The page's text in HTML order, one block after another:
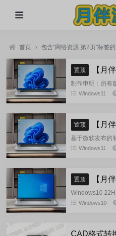
首页 › 包含"网络资源 第2页"标签
置顶 【月伴流星
制作申明：所有
压缩和Windows11
置顶 【月伴流星
基于微软发布的
Windows11
置顶 【月伴流星
Windows10
官方已经停止技
Windows10